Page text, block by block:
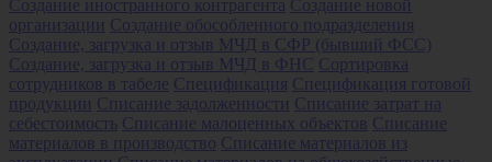
Создание иностранного контрагента Создание новой
организации Создание обособленного подразделения
Создание, загрузка и отзыв МЧД в СФР (бывший ФСС)
Создание, загрузка и отзыв МЧД в ФНС
Сортировка
сотрудников в табеле Спецификация Спецификация готовой
продукции Списание задолженности Списание затрат на
себестоимость
Списание малоценных объектов Списание
материалов в производство Списание материалов из